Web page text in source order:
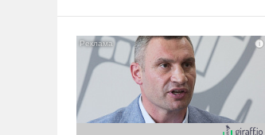
уязвимости США, например, перед
Китаем.